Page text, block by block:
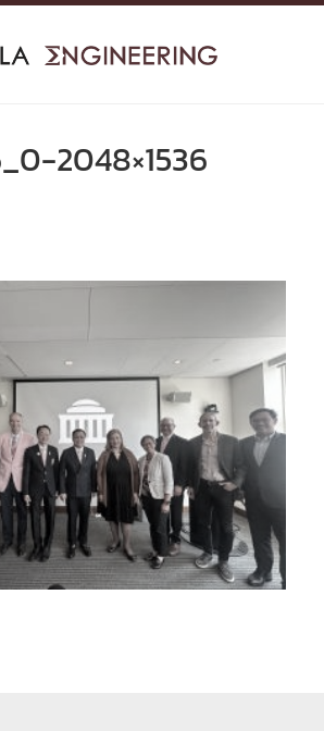
2048×1536